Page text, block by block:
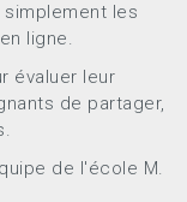
les
ligne.
évaluer leur
de partager,
de l'école M.